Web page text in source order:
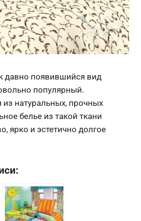
давно появившийся вид
популярный.
из натуральных, прочных
белье из такой ткани
ярко и эстетично долгое